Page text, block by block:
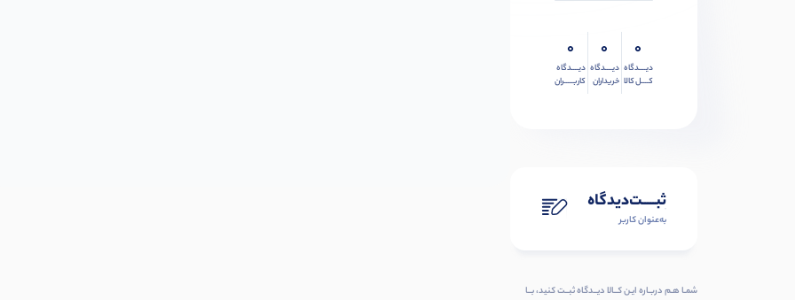
0
دیــــدگاه
کــــل کالا
0
دیــــدگاه
خریداران
0
دیــــدگاه
کاربـــــران
ثبـــــت‌دیدگاه
به‌عنوان کاربر
شمـا هـم دربـاره ایـن کــالا دیــدگاه ثبــت کنید، بــا